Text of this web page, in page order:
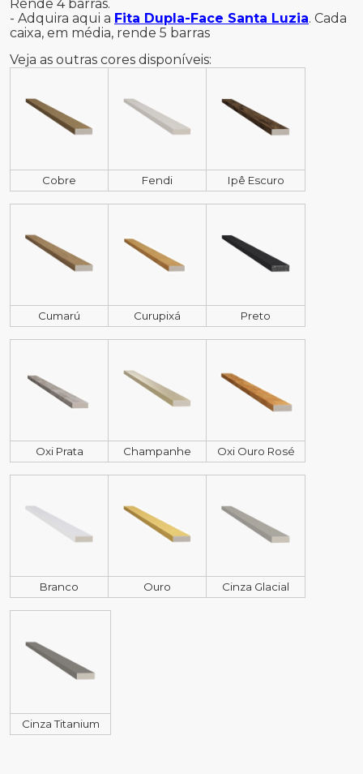
Rende 4 barras.
- Adquira aqui a Fita Dupla-Face Santa Luzia. Cada
caixa, em média, rende 5 barras
Veja as outras cores disponíveis:
Cobre Fendi Ipê Escuro
Cumarú Curupixá Preto
Oxi Prata Champanhe Oxi Ouro Rosé
Branco Ouro Cinza Glacial
Cinza Titanium